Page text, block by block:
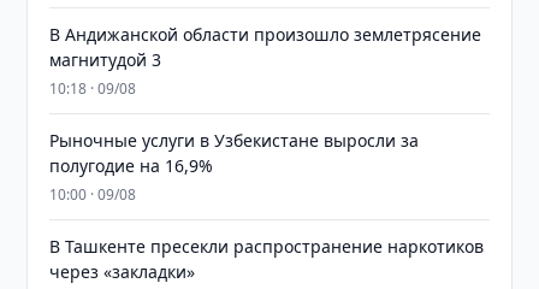
В Андижанской области произошло землетрясение
магнитудой 3
10:18 · 09/08
Рыночные услуги в Узбекистане выросли за
полугодие на 16,9%
10:00 · 09/08
В Ташкенте пресекли распространение наркотиков
через «закладки»